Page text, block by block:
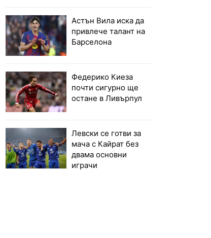
Астън Вила иска да
привлече талант на
Барселона
Федерико Киеза
почти сигурно ще
остане в Ливърпул
Левски се готви за
мача с Кайрат без
двама основни
играчи